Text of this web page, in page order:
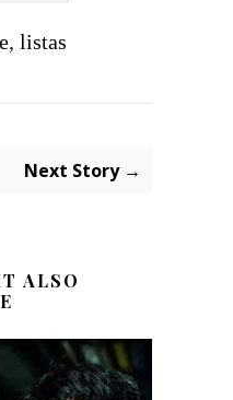
, listas
Next Story →
ALSO